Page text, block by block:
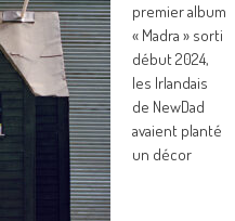
premier album
« Madra » sorti
début 2024,
les Irlandais
de NewDad
avaient planté
un décor